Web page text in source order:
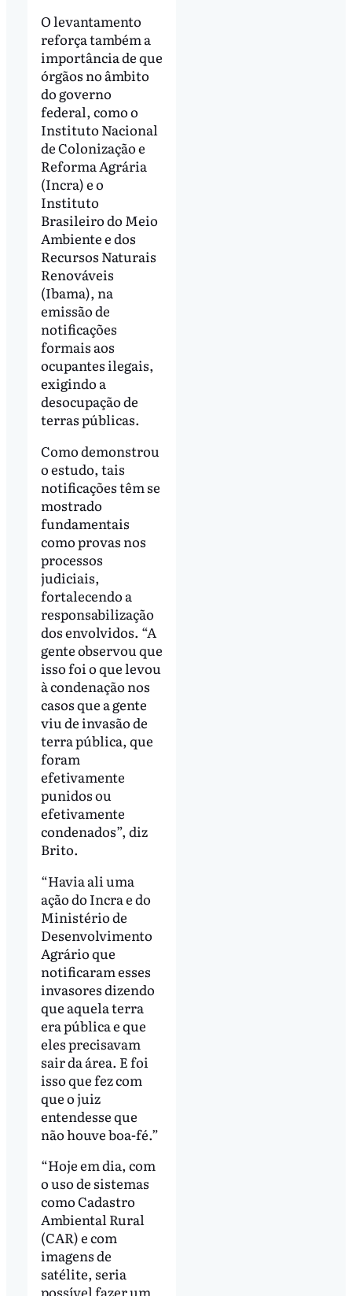
O levantamento
reforça também a
importância de que
órgãos no âmbito
do governo
federal, como o
Instituto Nacional
de Colonização e
Reforma Agrária
(Incra) e o
Instituto
Brasileiro do Meio
Ambiente e dos
Recursos Naturais
Renováveis
(Ibama), na
emissão de
notificações
formais aos
ocupantes ilegais,
exigindo a
desocupação de
terras públicas.
Como demonstrou
o estudo, tais
notificações têm se
mostrado
fundamentais
como provas nos
processos
judiciais,
fortalecendo a
responsabilização
dos envolvidos. “A
gente observou que
isso foi o que levou
à condenação nos
casos que a gente
viu de invasão de
terra pública, que
foram
efetivamente
punidos ou
efetivamente
condenados”, diz
Brito.
“Havia ali uma
ação do Incra e do
Ministério de
Desenvolvimento
Agrário que
notificaram esses
invasores dizendo
que aquela terra
era pública e que
eles precisavam
sair da área. E foi
isso que fez com
que o juiz
entendesse que
não houve boa-fé.”
“Hoje em dia, com
o uso de sistemas
como Cadastro
Ambiental Rural
(CAR) e com
imagens de
satélite, seria
possível fazer um